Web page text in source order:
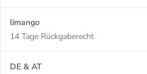
limango
14 Tage Rückgaberecht
DE & AT